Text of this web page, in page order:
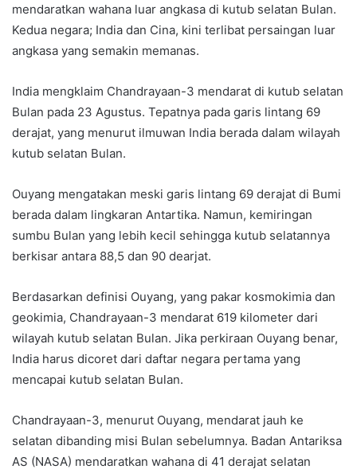
mendaratkan wahana luar angkasa di kutub selatan Bulan.
Kedua negara; India dan Cina, kini terlibat persaingan luar
angkasa yang semakin memanas.
India mengklaim Chandrayaan-3 mendarat di kutub selatan
Bulan pada 23 Agustus. Tepatnya pada garis lintang 69
derajat, yang menurut ilmuwan India berada dalam wilayah
kutub selatan Bulan.
Ouyang mengatakan meski garis lintang 69 derajat di Bumi
berada dalam lingkaran Antartika. Namun, kemiringan
sumbu Bulan yang lebih kecil sehingga kutub selatannya
berkisar antara 88,5 dan 90 dearjat.
Berdasarkan definisi Ouyang, yang pakar kosmokimia dan
geokimia, Chandrayaan-3 mendarat 619 kilometer dari
wilayah kutub selatan Bulan. Jika perkiraan Ouyang benar,
India harus dicoret dari daftar negara pertama yang
mencapai kutub selatan Bulan.
Chandrayaan-3, menurut Ouyang, mendarat jauh ke
selatan dibanding misi Bulan sebelumnya. Badan Antariksa
AS (NASA) mendaratkan wahana di 41 derajat selatan